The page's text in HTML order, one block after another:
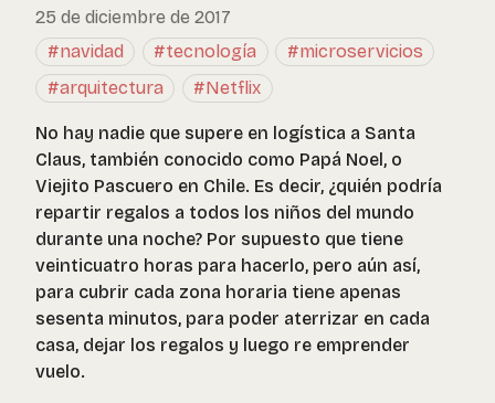
25 de diciembre de 2017
#navidad
#tecnología
#microservicios
#arquitectura
#Netflix
No hay nadie que supere en logística a Santa
Claus, también conocido como Papá Noel, o
Viejito Pascuero en Chile. Es decir, ¿quién podría
repartir regalos a todos los niños del mundo
durante una noche? Por supuesto que tiene
veinticuatro horas para hacerlo, pero aún así,
para cubrir cada zona horaria tiene apenas
sesenta minutos, para poder aterrizar en cada
casa, dejar los regalos y luego re emprender
vuelo.